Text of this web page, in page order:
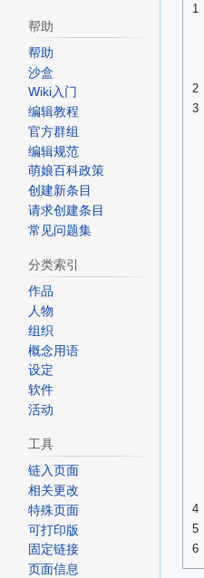
1
2
3
4
5
6
帮助
帮助
沙盒
Wiki入门
编辑教程
官方群组
编辑规范
萌娘百科政策
创建新条目
请求创建条目
常见问题集
分类索引
作品
人物
组织
概念用语
设定
软件
活动
工具
链入页面
相关更改
特殊页面
可打印版
固定链接
页面信息